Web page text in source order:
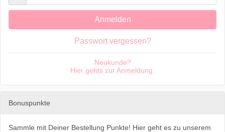
Anmelden
Passwort vergessen?
Neukunde?
Hier gehts zur Anmeldung.
Bonuspunkte
Sammle mit Deiner Bestellung Punkte! Hier geht es zu unserem